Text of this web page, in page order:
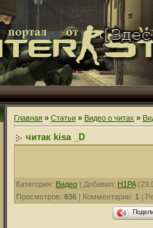
Главная » Статьи » Видео о читах »
читак kisa _D
Категория: Видео | Добавил: H1PA
Просмотров: 836 | Комментарии: 1 |